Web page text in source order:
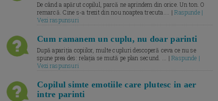
De când a apărut copilul, parcă ne aprindem din orice. Un ton. O
remarcă. Cine s-a trezit din nou noaptea trecuta.... |Raspunde |
Vezi raspunsuri
Cum ramanem un cuplu, nu doar parinti
După apariția copiilor, multe cupluri descoperă ceva ce nu se
spune prea des: relația se mută pe plan secund. ... |Raspunde |
Vezi raspunsuri
Copilul simte emotiile care plutesc in aer
intre parinti